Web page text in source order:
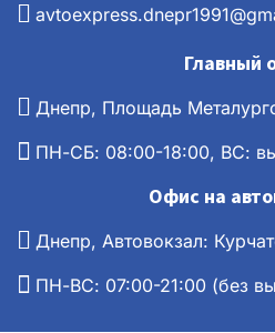
Главный
Днепр, Площадь
ПН-СБ: 08:00-18:00, ВС:
Офис на
Днепр, Автовокзал:
ПН-ВС: 07:00-21:00 (без